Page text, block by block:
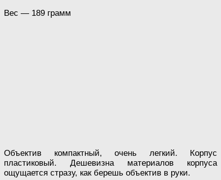
Вес — 189 грамм
Объектив компактный, очень легкий. Корпус
пластиковый. Дешевизна материалов корпуса
ощущается стразу, как берешь объектив в руки.